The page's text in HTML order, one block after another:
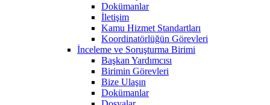
Dokümanlar
İletişim
Kamu Hizmet Standartları
Koordinatörlüğün Görevleri
İnceleme ve Soruşturma Birimi
Başkan Yardımcısı
Birimin Görevleri
Bize Ulaşın
Dokümanlar